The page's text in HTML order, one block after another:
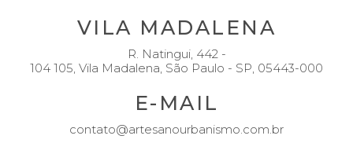
VILA MADALENA
R. Natingui, 442 -
104 105, Vila Madalena, São Paulo - SP, 05443-000
E-MAIL
contato@artesanourbanismo.com.br